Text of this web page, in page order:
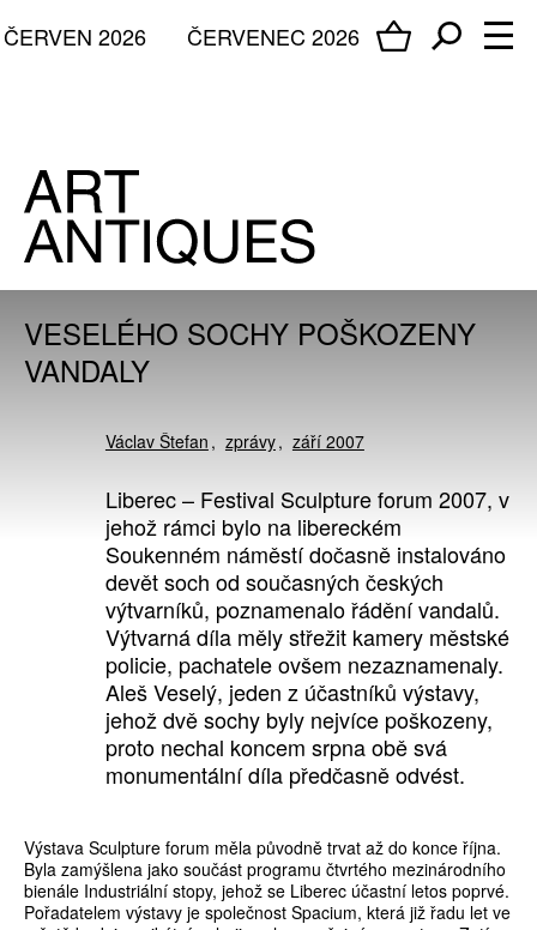
ČERVENEC 2026
ČERVEN 2026
VESELÉHO SOCHY POŠKOZENY
VANDALY
Václav Štefan zprávy září 2007
Liberec – Festival Sculpture forum 2007, v
jehož rámci bylo na libereckém
Soukenném náměstí dočasně instalováno
devět soch od současných českých
výtvarníků, poznamenalo řádění vandalů.
Výtvarná díla měly střežit kamery městské
policie, pachatele ovšem nezaznamenaly.
Aleš Veselý, jeden z účastníků výstavy,
jehož dvě sochy byly nejvíce poškozeny,
proto nechal koncem srpna obě svá
monumentální díla předčasně odvést.
Výstava Sculpture forum měla původně trvat až do konce října.
Byla zamýšlena jako součást programu čtvrtého mezinárodního
bienále Industriální stopy, jehož se Liberec účastní letos poprvé.
Pořadatelem výstavy je společnost Spacium, která již řadu let ve